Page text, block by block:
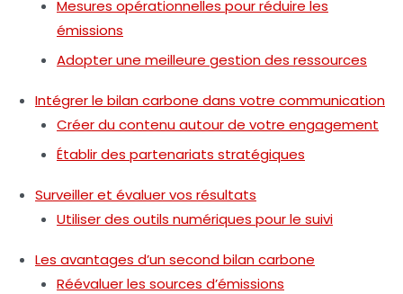
Mesures opérationnelles pour réduire les
émissions
Adopter une meilleure gestion des ressources
Intégrer le bilan carbone dans votre communication
Créer du contenu autour de votre engagement
Établir des partenariats stratégiques
Surveiller et évaluer vos résultats
Utiliser des outils numériques pour le suivi
Les avantages d’un second bilan carbone
Réévaluer les sources d’émissions